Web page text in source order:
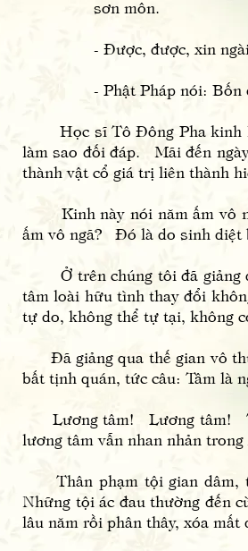
sơn môn.
- Được, được, xin
- Phật Pháp nói:
Học sĩ Tô Đông Pha kinh
làm sao đối đáp. Mãi đến
thành vật cổ giá trị liên thành
Kinh này nói năm ấm vô
ấm vô ngã? Đó là do sinh diệt
Ở trên chúng tôi đã giảng
tâm loài hữu tình thay đổi
tự do, không thể tự tại, không
Đã giảng qua thế gian vô
bất tịnh quán, tức câu: Tâm là
Lương tâm! Lương tâm!
lương tâm vẫn nhan nhản trong
Thân phạm tội gian dâm,
Những tội ác đau thường đến
lâu năm rồi phân thây, xóa